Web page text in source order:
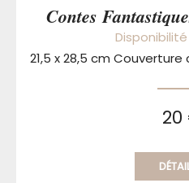
Contes
21,5 x 28,5 cm